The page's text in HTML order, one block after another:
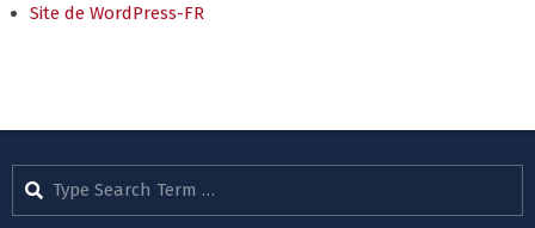
Site de WordPress-FR
Search